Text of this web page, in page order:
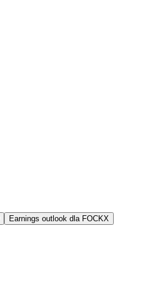
Earnings outlook dla FOCKX